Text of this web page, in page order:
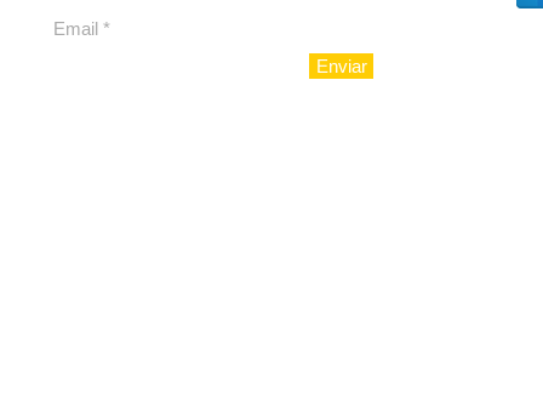
Enviar